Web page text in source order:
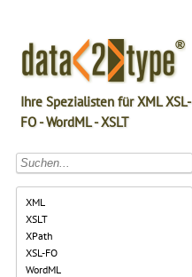
Ihre Spezialisten für XML XSL-
FO - WordML - XSLT
XML
XSLT
XPath
XSL-FO
WordML